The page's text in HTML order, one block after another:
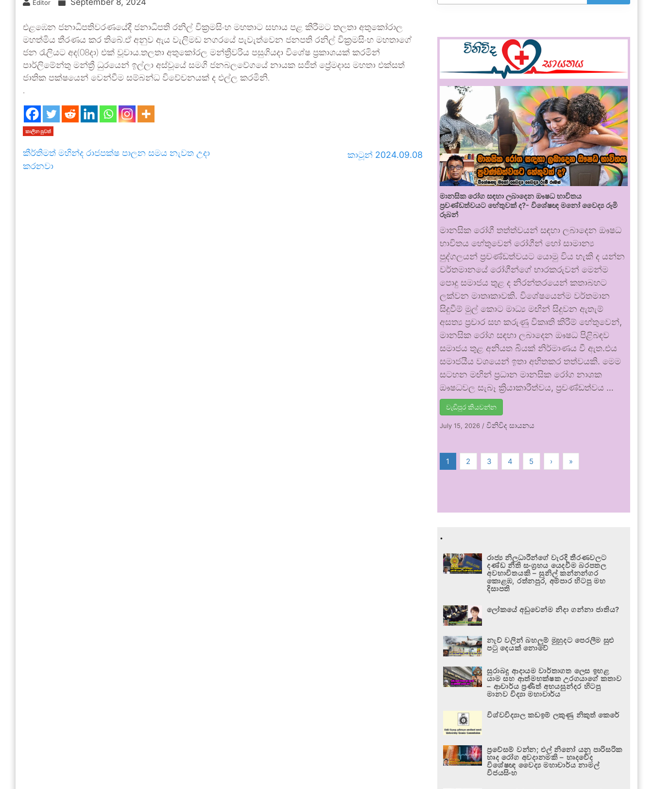
Editor September 8, 2024
එළඹෙන ජනාධිපතිවරණයේදී ජනාධිපති රනිල් වික්‍රමසිංහ මහතාට සහාය පළ කිරීමට තලතා අතුකෝරාල
මහත්මිය තීරණය කර තිබේ.ඒ අනුව ඇය වැලිමඩ නගරයේ පැවැත්වෙන ජනපති රනිල් වික්‍රමසිංහ මහතාගේ
ජන රැලියට අද(08දා) එක් වූවාය.තලතා අතුකෝරල මන්ත්‍රීවරිය පසුගියදා විශේෂ ප්‍රකාශයක් කරමින්
පාර්ලිමේන්තු මන්ත්‍රී ධුරයෙන් ඉල්ලා අස්වූයේ සමගි ජනබලවේගයේ නායක සජිත් ප්‍රේමදාස මහතා එක්සත්
ජාතික පක්ෂයෙන් වෙන්වීම සම්බන්ධ විවේචනයක් ද එල්ල කරමිනි.
.
කාලීන පුවත්
කීර්තිමත් මහින්ද රාජපක්ෂ පාලන සමය නැවත උදා
කරනවා
කාටූන් 2024.09.08
මානසික රෝග සඳහා ලබාදෙන ඖෂධ භාවිතය
ප්‍රචණ්ඩත්වයට හේතුවක් ද?- විශේෂඥ මනෝ වෛද්‍ය රූමි
රූබන්
මානසික රෝගී තත්ත්වයන් සඳහා ලබාදෙන ඖෂධ
භාවිතය හේතුවෙන් රෝගීන් හෝ සාමාන්‍ය
පුද්ගලයන් ප්‍රචණ්ඩත්වයට යොමු විය හැකි ද යන්න
වර්තමානයේ රෝගීන්ගේ භාරකරුවන් මෙන්ම
පොදු සමාජය තුළ ද නිරන්තරයෙන් කතාබහට
ලක්වන මාතෘකාවකි. විශේෂයෙන්ම වර්තමාන
සිදුවීම් මුල් කොට මාධ්‍ය මඟින් සිදුවන ඇතැම්
අසත්‍ය ප්‍රචාර සහ කරුණු විකෘති කිරීම් හේතුවෙන්,
මානසික රෝග සඳහා ලබාදෙන ඖෂධ පිළිබඳව
සමාජය තුළ අනියත බියක් නිර්මාණය වී ඇත.එය
සමාජයීය වශයෙන් ඉතා අහිතකර තත්වයකි. මෙම
සටහන මඟින් ප්‍රධාන මානසික රෝග නාශක
ඖෂධවල සැබෑ ක්‍රියාකාරීත්වය, ප්‍රචණ්ඩත්වය …
වැඩිපුර කියවන්න
July 15, 2026 /විනිවිද සායනය
1 2 3 4 5 › »
.
රාජ්‍ය නිලධාරීන්ගේ වැරදි තීරණවලට
දණ්ඩ නීති සංග්‍රහය යෙදවීම බරපතල
අවභාවිතයකි – සුනිල් කන්නන්ගර
කොළඹ, රත්නපුර, අම්පාර හිටපු මහ
දිසාපති
ලෝකයේ අඩුවෙන්ම නිදා ගන්නා ජාතිය?
නැව් වලින් බහලුම් මුහුදට පෙරලීම සුළු
පටු දෙයක් නොවේ
සුරාබදු ආදායම වාර්තාගත ලෙස ඉහළ
යාම සහ ආත්මභක්ෂක උරගයාගේ කතාව
– ආචාර්ය ප්‍රණීත් අභයසුන්දර හිටපු
මානව විද්‍යා මහාචාර්ය
විශ්වවිද්‍යාල කඩඉම් ලකුණු නිකුත් කෙරේ
ප්‍රවේසම් වන්න; එල් නිනෝ යනු පාරිසරික
හෘද රෝග අවදානමකි – හෘදවේද
විශේෂඥ වෛද්‍ය මහාචාර්ය නාමල්
විජයසිංහ